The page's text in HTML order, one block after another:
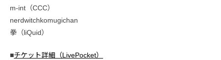
m-int（CCC）
nerdwitchkomugichan
拳（liQuid）
■チケット詳細（LivePocket）